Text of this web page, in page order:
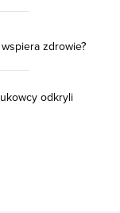
zdrowie?
odkryli